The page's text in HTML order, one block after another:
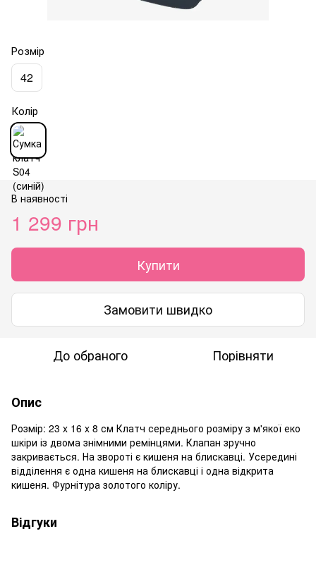
Розмір
42
Колір
В наявності
1 299 грн
Купити
Замовити швидко
До обраного Порівняти
Опис
Розмір: 23 x 16 x 8 см Клатч середнього розміру з м'якої еко
шкіри із двома знімними ремінцями. Клапан зручно
закривається. На звороті є кишеня на блискавці. Усередині
відділення є одна кишеня на блискавці і одна відкрита
кишеня. Фурнітура золотого коліру.
Відгуки